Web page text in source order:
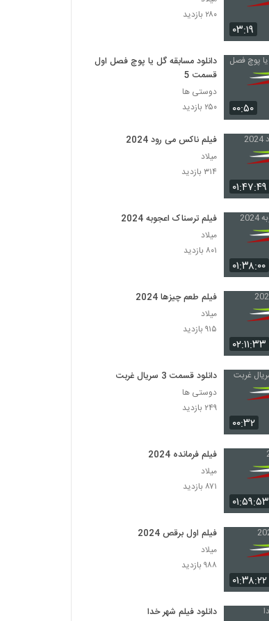
۰۳:۱۹
۲۸۰ بازدید
۰۰:۵۰
دانلود مسابقه گل یا پوچ فصل اول
قسمت 5
دوستی ها
۲۵۰ بازدید
۰۱:۴۷:۴۹
فیلم ناکس می رود 2024
میلاد
۳۱۴ بازدید
۰۱:۳۸:۰۰
فیلم ترسناک اعجوبه 2024
میلاد
۸۰۱ بازدید
۰۲:۱۱:۳۳
فیلم طعم چیزها 2024
میلاد
۹۱۵ بازدید
۰۰:۳۲
دانلود قسمت 3 سریال غربت
دوستی ها
۲۴۹ بازدید
۰۱:۵۹:۵۳
فیلم فرمانده 2024
میلاد
۸۷۱ بازدید
۰۱:۳۸:۲۲
فیلم اول برقص 2024
میلاد
۹۸۸ بازدید
دانلود فیلم شهر خدا